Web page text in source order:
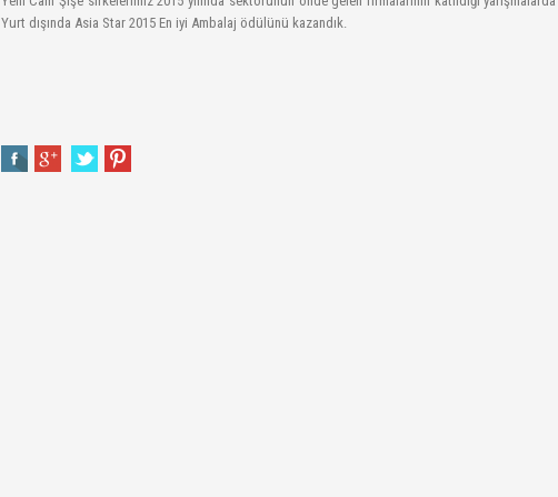
Yurt dışında Asia Star 2015 En iyi Ambalaj ödülünü kazandık.